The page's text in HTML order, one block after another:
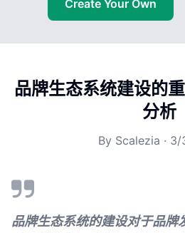
Create Your Own
品牌生态系统建设的
分析
By Scalezia · 3/
品牌生态系统的建设对于品牌